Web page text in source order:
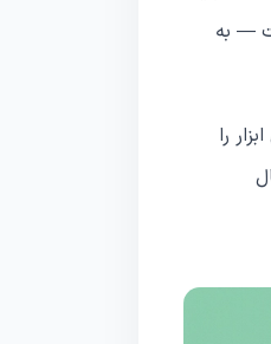
— به
را